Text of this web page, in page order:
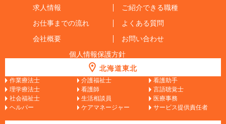
求人情報
ご紹介できる職種
お仕事までの流れ
よくある質問
会社概要
お問い合わせ
個人情報保護方針
北海道東北
作業療法士 介護福祉士
看護助手
理学療法士
看護師
言語聴覚士
社会福祉士
生活相談員
医療事務
ヘルパー
ケアマネージャー サービス提供責任者